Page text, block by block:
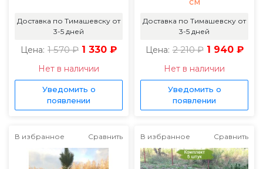
Доставка по Тимашевску от
3-5 дней
Цена: 1 570 ₽ 1 330 ₽
Нет в наличии
Уведомить о
появлении
Доставка по Тимашевску от
3-5 дней
Цена: 2 210 ₽ 1 940 ₽
Нет в наличии
Уведомить о
появлении
В избранное Сравнить В избранное Сравнить